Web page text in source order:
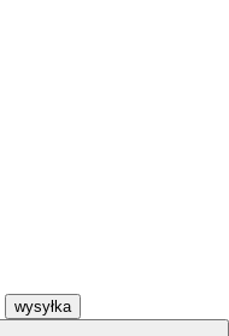
wysyłka